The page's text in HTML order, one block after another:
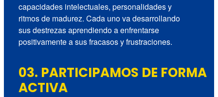
capacidades intelectuales, personalidades y
ritmos de madurez. Cada uno va desarrollando
sus destrezas aprendiendo a enfrentarse
positivamente a sus fracasos y frustraciones.
03. PARTICIPAMOS DE FORMA
ACTIVA